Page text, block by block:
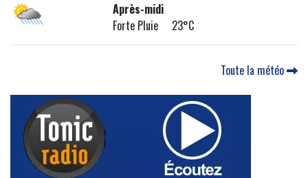
Après-midi
Forte Pluie 23°C
Toute la météo